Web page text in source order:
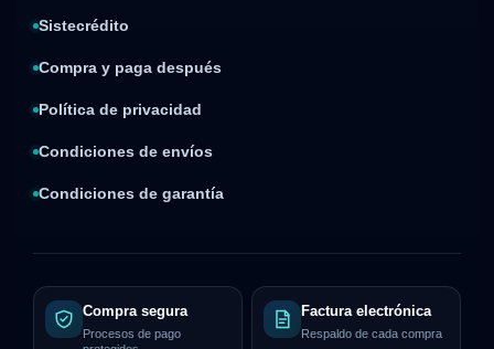
Sistecrédito
Compra y paga después
Política de privacidad
Condiciones de envíos
Condiciones de garantía
Compra segura
Procesos de pago
Factura electrónica
Respaldo de cada compra